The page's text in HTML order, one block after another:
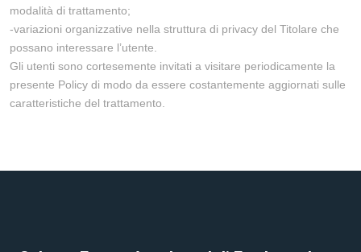
modalità di trattamento;
-variazioni organizzative nella struttura di privacy del Titolare che
possano interessare l’utente.
Gli utenti sono cortesemente invitati a visitare periodicamente la
presente Policy di modo da essere costantemente aggiornati sulle
caratteristiche del trattamento.